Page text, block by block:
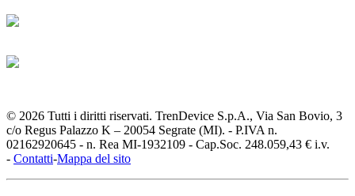
© 2026 Tutti i diritti riservati. TrenDevice S.p.A., Via San Bovio, 3
c/o Regus Palazzo K – 20054 Segrate (MI). - P.IVA n.
02162920645 - n. Rea MI-1932109 - Cap.Soc. 248.059,43 € i.v.
- Contatti-Mappa del sito